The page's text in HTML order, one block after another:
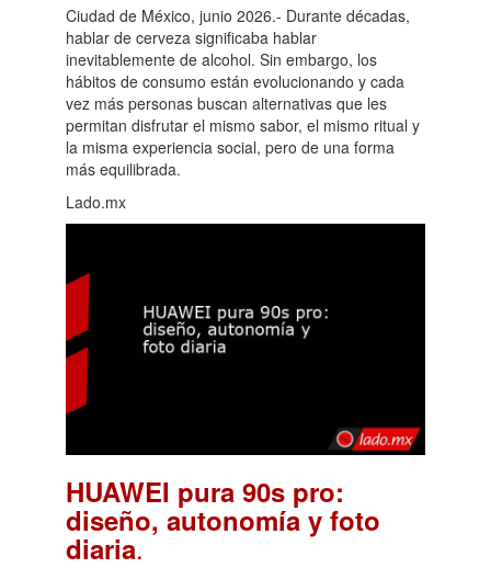
Ciudad de México, junio 2026.- Durante décadas,
hablar de cerveza significaba hablar
inevitablemente de alcohol. Sin embargo, los
hábitos de consumo están evolucionando y cada
vez más personas buscan alternativas que les
permitan disfrutar el mismo sabor, el mismo ritual y
la misma experiencia social, pero de una forma
más equilibrada.
Lado.mx
HUAWEI pura 90s pro:
diseño, autonomía y foto
diaria.